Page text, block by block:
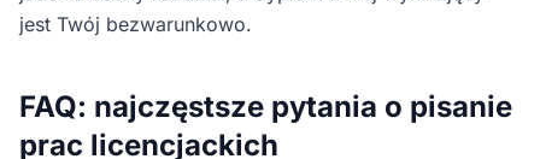
jest Twój bezwarunkowo.
FAQ: najczęstsze pytania o pisanie
prac licencjackich